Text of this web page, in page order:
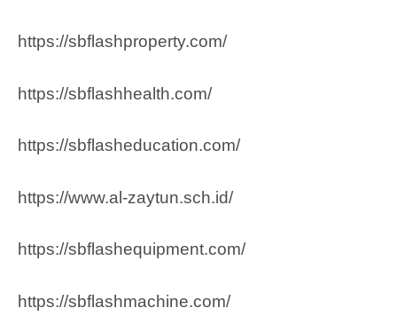
https://sbflashproperty.com/
https://sbflashhealth.com/
https://sbflasheducation.com/
https://www.al-zaytun.sch.id/
https://sbflashequipment.com/
https://sbflashmachine.com/